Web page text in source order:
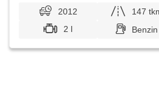
2012 147
2 l
Benzin